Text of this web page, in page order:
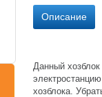
Описание
Данный
хозблока.